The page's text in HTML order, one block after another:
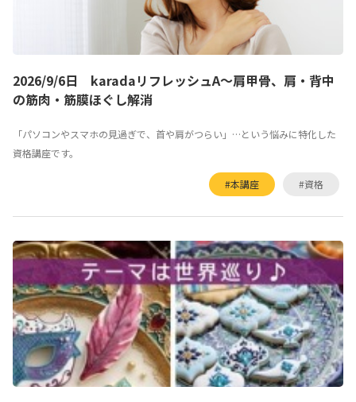
2026/9/6日 karadaリフレッシュA～肩甲骨、肩・背中
の筋肉・筋膜ほぐし解消
「パソコンやスマホの見過ぎで、首や肩がつらい」…という悩みに特化した
資格講座です。
#本講座 #資格